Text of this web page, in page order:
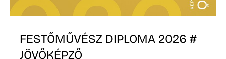
FESTŐMŰVÉSZ DIPLOMA 2026 #
JÖVŐKÉPZŐ